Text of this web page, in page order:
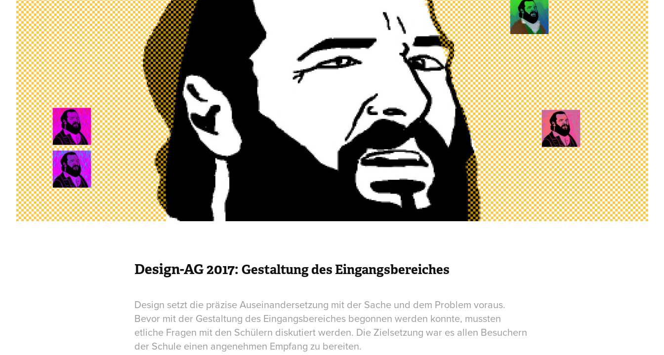
Design-AG 2017: ​​​​​​​Gestaltung des Eingangsbereiches
Design setzt die präzise Auseinandersetzung mit der Sache und dem Problem voraus.
Bevor mit der Gestaltung des Eingangsbereiches begonnen werden konnte, mussten
etliche Fragen mit den Schülern diskutiert werden. Die Zielsetzung war es allen Besuchern
der Schule einen angenehmen Empfang zu bereiten.